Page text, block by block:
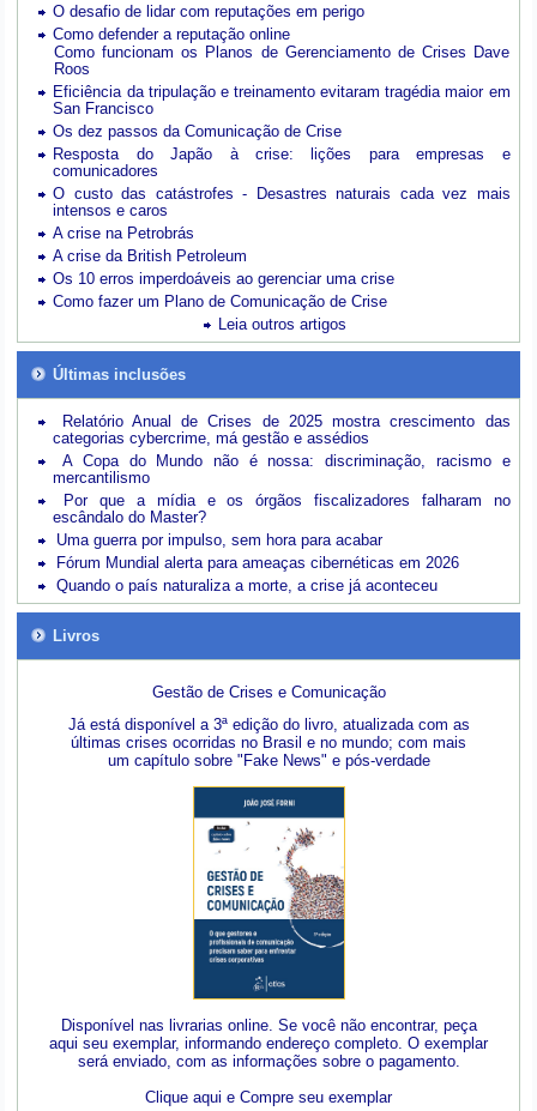
O desafio de lidar com reputações em perigo
Como defender a reputação online
Como funcionam os Planos de Gerenciamento de Crises Dave
Roos
Eficiência da tripulação e treinamento evitaram tragédia maior em
San Francisco
Os dez passos da Comunicação de Crise
Resposta do Japão à crise: lições para empresas e
comunicadores
O custo das catástrofes -
Desastres naturais cada vez mais
intensos e caros
A crise na Petrobrás
A crise da British Petroleum
Os 10 erros imperdoáveis ao gerenciar uma crise
Como fazer um Plano de Comunicação de Crise
Leia outros artigos
Últimas inclusões
Relatório Anual de Crises de 2025 mostra crescimento das
categorias cybercrime, má gestão e assédios
A Copa do Mundo não é nossa: discriminação, racismo e
mercantilismo
Por que a mídia e os órgãos fiscalizadores falharam no
escândalo do Master?
Uma guerra por impulso, sem hora para acabar
Fórum Mundial alerta para ameaças cibernéticas em 2026
Quando o país naturaliza a morte, a crise já aconteceu
Livros
Gestão de Crises e Comunicação
Já está disponível a 3ª edição do livro, atualizada com as
últimas crises ocorridas no Brasil e no mundo; com mais
um capítulo sobre "Fake News" e pós-verdade
Disponível nas livrarias online. Se você não encontrar, peça
aqui seu exemplar, informando endereço completo. O exemplar
será enviado, com as informações sobre o pagamento.
Clique aqui e Compre seu exemplar